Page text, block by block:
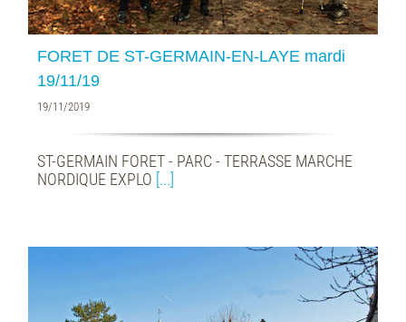
FORET DE ST-GERMAIN-EN-LAYE mardi
19/11/19
19/11/2019
ST-GERMAIN FORET - PARC - TERRASSE MARCHE
NORDIQUE EXPLO [...]